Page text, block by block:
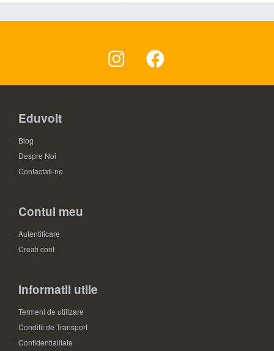
Eduvolt
Blog
Despre Noi
Contactati-ne
Contul meu
Autentificare
Creati cont
Informatii utile
Termeni de utilizare
Conditii de Transport
Confidentialitate